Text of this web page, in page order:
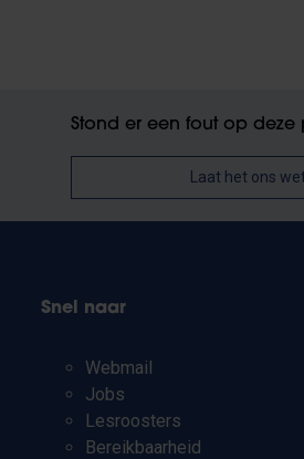
Stond er een fout op deze
Laat het ons
Snel naar
Webmail
Jobs
Lesroosters
Bereikbaarheid